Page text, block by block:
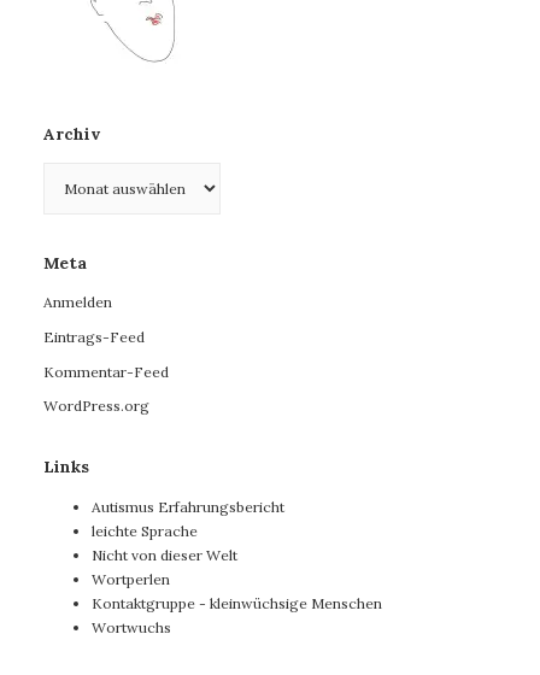
Archiv
Meta
Anmelden
Eintrags-Feed
Kommentar-Feed
WordPress.org
Links
Autismus Erfahrungsbericht
leichte Sprache
Nicht von dieser Welt
Wortperlen
Kontaktgruppe - kleinwüchsige Menschen
Wortwuchs